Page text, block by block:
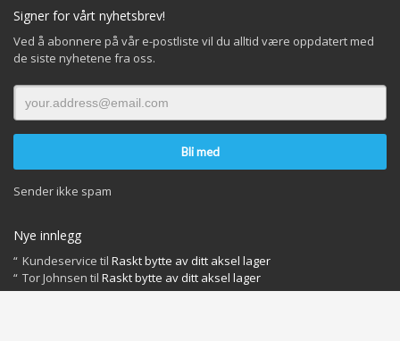
Signer for vårt nyhetsbrev!
Ved å abonnere på vår e-postliste vil du alltid være oppdatert med
de siste nyhetene fra oss.
Sender ikke spam
Nye innlegg
Kundeservice til Raskt bytte av ditt aksel lager
Tor Johnsen til Raskt bytte av ditt aksel lager